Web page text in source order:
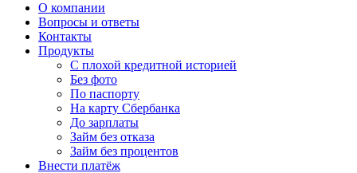
О компании
Вопросы и ответы
Контакты
Продукты
C плохой кредитной историей
Без фото
По паспорту
На карту Сбербанка
До зарплаты
Займ без отказа
Займ без процентов
Внести платёж